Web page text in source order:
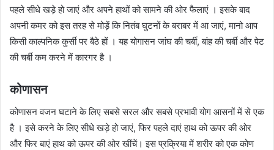
पहले सीधे खड़े हो जाएं और अपने हाथों को सामने की ओर फैलाएं । इसके बाद
अपनी कमर को इस तरह से मोड़ें कि नितंब घुटनों के बराबर में आ जाएं, मानो आप
किसी काल्पनिक कुर्सी पर बैठे हों । यह योगासन जांघ की चर्बी, बांह की चर्बी और पेट
की चर्बी कम करने में कारगर है ।
कोणासन
कोणासन वजन घटाने के लिए सबसे सरल और सबसे प्रभावी योग आसनों में से एक
है । इसे करने के लिए सीधे खड़े हो जाएं, फिर पहले दाएं हाथ को ऊपर की ओर
और फिर बाएं हाथ को ऊपर की ओर खींचें। इस प्रक्रिया में शरीर को एक कोण